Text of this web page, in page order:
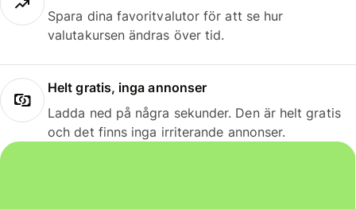
Spara dina favoritvalutor för att se hur
valutakursen ändras över tid.
Helt gratis, inga annonser
Ladda ned på några sekunder. Den är helt gratis
och det finns inga irriterande annonser.